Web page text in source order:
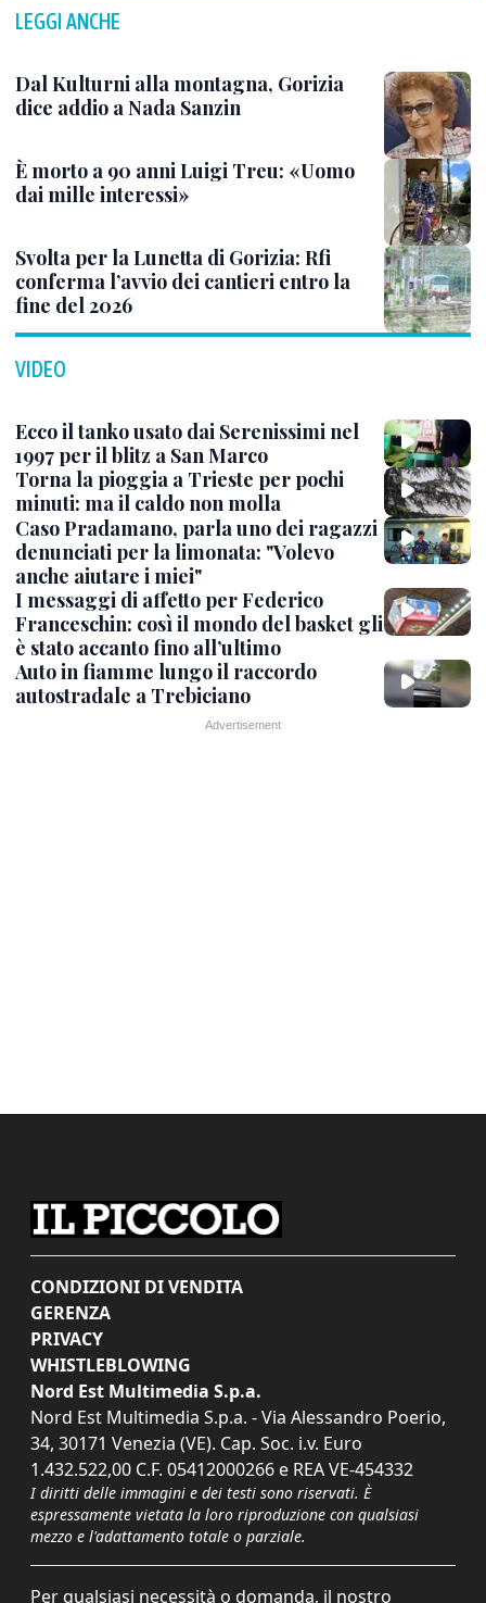
LEGGI ANCHE
Dal Kulturni alla montagna, Gorizia
dice addio a Nada Sanzin
È morto a 90 anni Luigi Treu: «Uomo
dai mille interessi»
Svolta per la Lunetta di Gorizia: Rfi
conferma l’avvio dei cantieri entro la
fine del 2026
VIDEO
Ecco il tanko usato dai Serenissimi nel
1997 per il blitz a San Marco
Torna la pioggia a Trieste per pochi
minuti: ma il caldo non molla
Caso Pradamano, parla uno dei ragazzi
denunciati per la limonata: "Volevo
anche aiutare i miei"
I messaggi di affetto per Federico
Franceschin: così il mondo del basket gli
è stato accanto fino all’ultimo
Auto in fiamme lungo il raccordo
autostradale a Trebiciano
CONDIZIONI DI VENDITA
GERENZA
PRIVACY
WHISTLEBLOWING
Nord Est Multimedia S.p.a.
Nord Est Multimedia S.p.a. - Via Alessandro Poerio,
34, 30171 Venezia (VE). Cap. Soc. i.v. Euro
1.432.522,00 C.F. 05412000266 e REA VE-454332
I diritti delle immagini e dei testi sono riservati. È
espressamente vietata la loro riproduzione con qualsiasi
mezzo e l'adattamento totale o parziale.
Per qualsiasi necessità o domanda, il nostro